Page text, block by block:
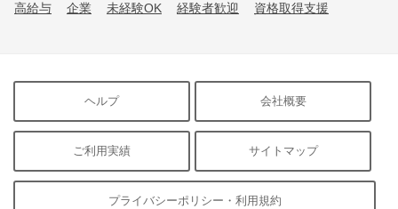
高給与 企業 未経験OK 経験者歓迎 資格取得支援
ヘルプ 会社概要
ご利用実績 サイトマップ
プライバシーポリシー・利用規約